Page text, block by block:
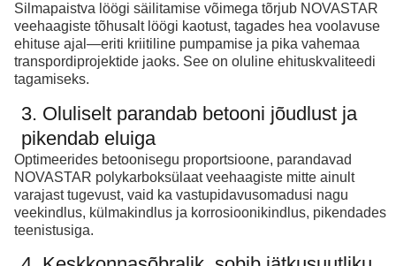
Silmapaistva löögi säilitamise võimega tõrjub NOVASTAR
veehaagiste tõhusalt löögi kaotust, tagades hea voolavuse
ehituse ajal—eriti kriitiline pumpamise ja pika vahemaa
transpordiprojektide jaoks. See on oluline ehituskvaliteedi
tagamiseks.
3. Oluliselt parandab betooni jõudlust ja
pikendab eluiga
Optimeerides betoonisegu proportsioone, parandavad
NOVASTAR polykarboksülaat veehaagiste mitte ainult
varajast tugevust, vaid ka vastupidavusomadusi nagu
veekindlus, külmakindlus ja korrosioonikindlus, pikendades
teenistusiga.